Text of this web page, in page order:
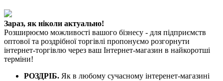
Зараз, як ніколи актуально!
Розширюємо можливості вашого бізнесу - для підприємств
оптової та роздрібної торгівлі пропонуємо розгорнути
інтернет-торгівлю через ваш Інтернет-магазин в найкоротші
терміни!
РОЗДРІБ. Як в любому сучасному інтеренет-магазині